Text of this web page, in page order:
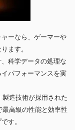
ーなら、ゲーマーや
ます。
科学データの処理な
パフォーマンスを実
造技術が採用された
高級の性能と効率性
す。